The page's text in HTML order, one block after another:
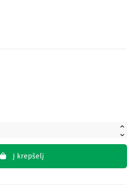
Į krepšelį